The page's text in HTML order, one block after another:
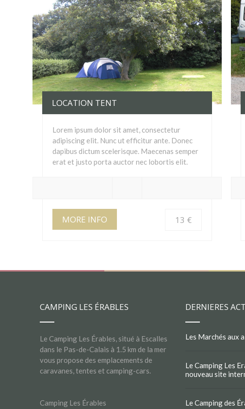
LOCATION TENT
Lorem ipsum dolor sit amet, consectetur
adipiscing elit. Nunc ut efficitur ante. Donec
dapibus dictum scelerisque. Maecenas semper
erat et justo porta auctor nec lobortis elit.
MORE INFO 13 €
CAMPING LES ÉRABLES
Le Camping Les Érables, situé à Escalles
dans le Pas-de-Calais à 1.5 km de la mer
vous propose des emplacements de
caravanes, tentes et camping-cars.
Camping Les Érables
DERNIERES
Les Marchés aux
Le Camping Les
nouveau site
Le Camping des